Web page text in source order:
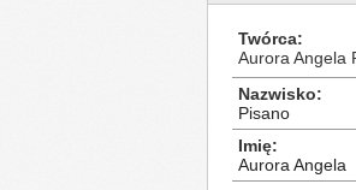
Twórca
Aurora Angela
Nazwisko
Pisano
Imię
Aurora Angela